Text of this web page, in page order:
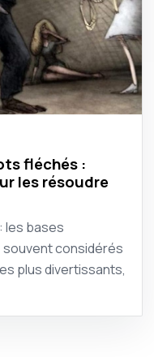
fléchés :
les résoudre
les bases
considérés
plus divertissants,